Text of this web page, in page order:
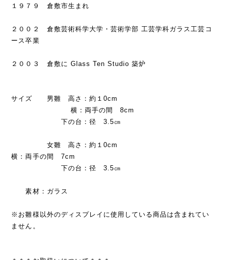
１９７９ 倉敷市生まれ
２００２ 倉敷芸術科学大学・芸術学部 工芸学科ガラス工芸コ
ース卒業
２００３ 倉敷に Glass Ten Studio 築炉
サイズ 男雛 高さ：約１0cm
横：両手の間 8cm
下の台：径 3.5㎝
女雛 高さ：約１0cm
横：両手の間 7cm
下の台：径 3.5㎝
素材：ガラス
※お雛様以外のディスプレイに使用している商品は含まれてい
ません。